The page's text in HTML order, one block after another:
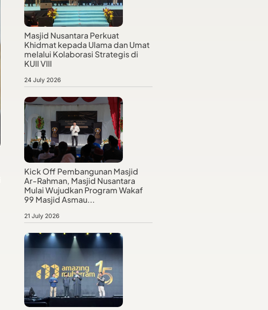
Masjid Nusantara Perkuat
Khidmat kepada Ulama dan Umat
melalui Kolaborasi Strategis di
KUII VIII
24 July 2026
Kick Off Pembangunan Masjid
Ar-Rahman, Masjid Nusantara
Mulai Wujudkan Program Wakaf
99 Masjid Asmau...
21 July 2026